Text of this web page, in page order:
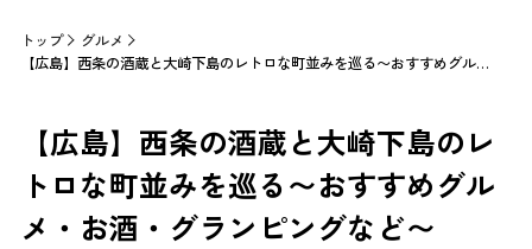
トップ
グルメ
【広島】西条の酒蔵と大崎下島のレトロな町並みを巡る〜おすすめグルメ・お酒・グランピングなど〜
【広島】西条の酒蔵と大崎下島のレ
トロな町並みを巡る〜おすすめグル
メ・お酒・グランピングなど〜